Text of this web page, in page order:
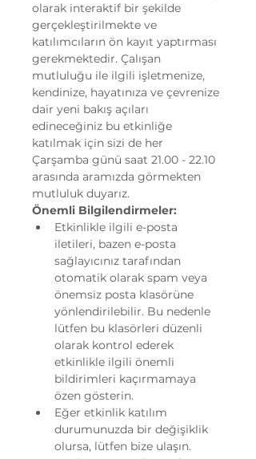
olarak interaktif bir şekilde
gerçekleştirilmekte ve
katılımcıların ön kayıt yaptırması
gerekmektedir. Çalışan
mutluluğu ile ilgili işletmenize,
kendinize, hayatınıza ve çevrenize
dair yeni bakış açıları
edineceğiniz bu etkinliğe
katılmak için sizi de her
Çarşamba günü saat 21.00 - 22.10
arasında aramızda görmekten
mutluluk duyarız.
Önemli Bilgilendirmeler:
Etkinlikle ilgili e-posta
iletileri, bazen e-posta
sağlayıcınız tarafından
otomatik olarak spam veya
önemsiz posta klasörüne
yönlendirilebilir. Bu nedenle
lütfen bu klasörleri düzenli
olarak kontrol ederek
etkinlikle ilgili önemli
bildirimleri kaçırmamaya
özen gösterin.
Eğer etkinlik katılım
durumunuzda bir değişiklik
olursa, lütfen bize ulaşın.